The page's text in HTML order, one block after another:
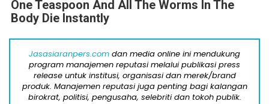
One Teaspoon And All The Worms In The
Body Die Instantly
Jasasiaranpers.com dan media online ini mendukung
program manajemen reputasi melalui publikasi press
release untuk institusi, organisasi dan merek/brand
produk. Manajemen reputasi juga penting bagi kalangan
birokrat, politisi, pengusaha, selebriti dan tokoh publik.